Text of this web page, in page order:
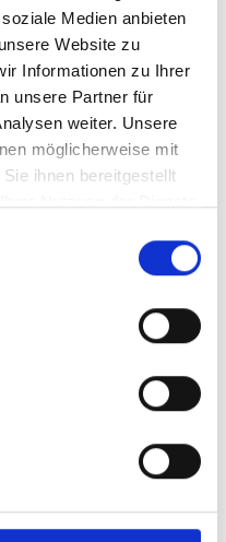
Medien anbieten
Website zu
Informationen zu Ihrer
unsere Partner für
weiter. Unsere
möglicherweise mit
ihnen bereitgestellt
Exzellente
2026 Top-
DGQA